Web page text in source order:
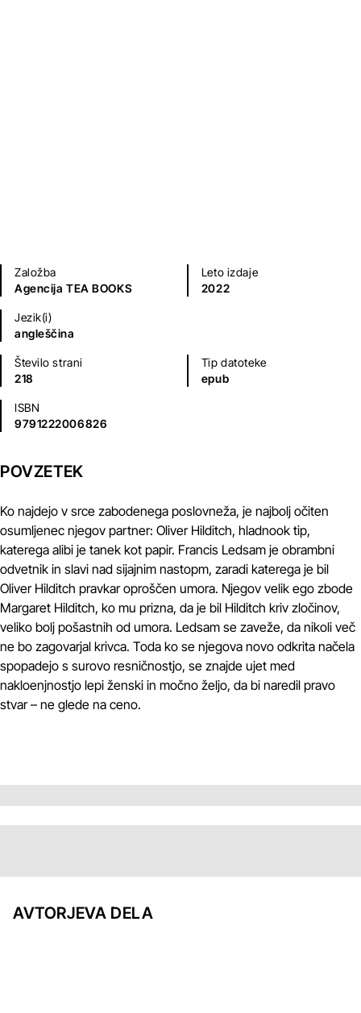
Založba
Agencija TEA BOOKS
Leto izdaje
2022
Jezik(i)
angleščina
Število strani
218
Tip datoteke
epub
ISBN
9791222006826
POVZETEK
Ko najdejo v srce zabodenega poslovneža, je najbolj očiten
osumljenec njegov partner: Oliver Hilditch, hladnook tip,
katerega alibi je tanek kot papir. Francis Ledsam je obrambni
odvetnik in slavi nad sijajnim nastopm, zaradi katerega je bil
Oliver Hilditch pravkar oproščen umora. Njegov velik ego zbode
Margaret Hilditch, ko mu prizna, da je bil Hilditch kriv zločinov,
veliko bolj pošastnih od umora. Ledsam se zaveže, da nikoli več
ne bo zagovarjal krivca. Toda ko se njegova novo odkrita načela
spopadejo s surovo resničnostjo, se znajde ujet med
nakloenjnostjo lepi ženski in močno željo, da bi naredil pravo
stvar – ne glede na ceno.
AVTORJEVA DELA